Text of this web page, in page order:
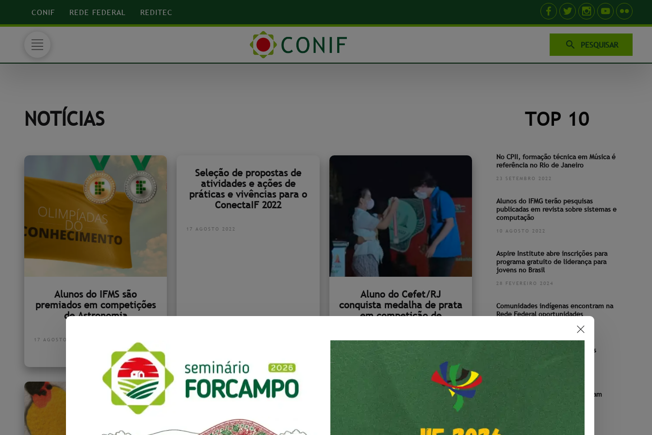
CONIF REDE FEDERAL REDITEC
PESQUISAR
NOTÍCIAS
Alunos do IFMS são
premiados em competições
de Astronomia
17 AGOSTO 2022
Seleção de propostas de
atividades e ações de
práticas e vivências para o
ConectaIF 2022
17 AGOSTO 2022
Aluno do Cefet/RJ
conquista medalha de prata
em competição de
TOP 10
No CPII, formação técnica em Música é
referência no Rio de Janeiro
23 SETEMBRO 2022
Alunos do IFMG terão pesquisas
publicadas em revista sobre sistemas e
computação
10 AGOSTO 2022
Aspire Institute abre inscrições para
programa gratuito de liderança para
jovens no Brasil
28 FEVEREIRO 2024
Comunidades indígenas encontram na
Rede Federal oportunidades
Pesquisa traça um panorama das
Servidores do IF Baiano pesquisam
sobre letramento em Libras
...